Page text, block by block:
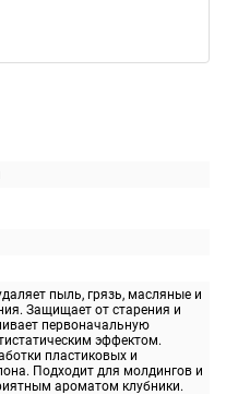
пыль, грязь, масляные и
Защищает от старения и
первоначальную
эффектом.
пластиковых и
Подходит для молдингов и
ароматом клубники.